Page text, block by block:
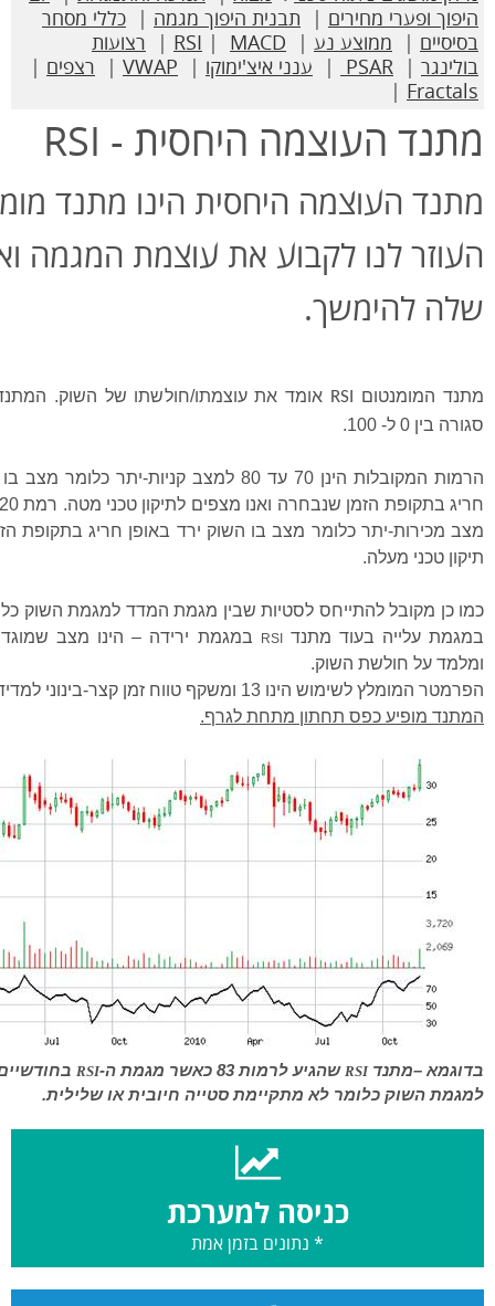
היפוך ופערי מחירים
תבנית היפוך מגמה
כללי מסחר
בסיסיים
ממוצע נע RSI MACD
רצועות
בולינגר
PSAR ענני איצ'ימוקו VWAP רצפים
Fractals
מתנד העוצמה היחסית - RSI
מתנד העוצמה היחסית הינו מתנד
העוזר לנו לקבוע את עוצמת המגמה
שלה להימשך.
מתנד המומנטום RSI אומד את עוצמתו/חולשתו של השוק.
סגורה בין 0 ל- 100.
הרמות המקובלות הינן 70 עד 80 למצב קניות-יתר
מצב מכירות-יתר כלומר מצב בו השוק ירד באופן חריג בתקופת
תיקון טכני מעלה.
כמו כן מקובל להתייחס לסטיות שבין מגמת המדד למגמת השוק
במגמת עלייה בעוד מתנדRSI
במגמת ירידה – הינו מצב
ומלמד על חולשת השוק.
הפרמטר המומלץ לשימוש הינו 13 ומשקף טווח זמן קצר-בינוני למדידת העוצמה.
המתנד מופיע כפס תחתון מתחת לגרף.
בדוגמא –מתנדRSI שהגיע לרמות 83 כאשר מגמת ה- RSI
למגמת השוק כלומר לא מתקיימת סטייה חיובית או שלילית.
כניסה למערכת
* נתונים בזמן אמת